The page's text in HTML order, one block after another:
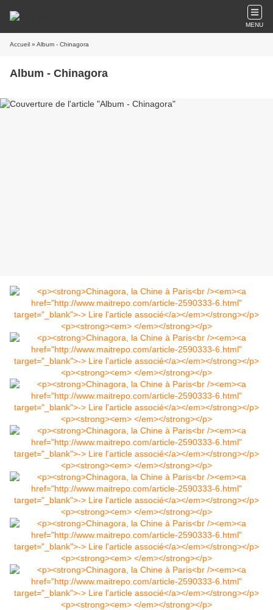
MENU
Accueil » Album - Chinagora
Album - Chinagora